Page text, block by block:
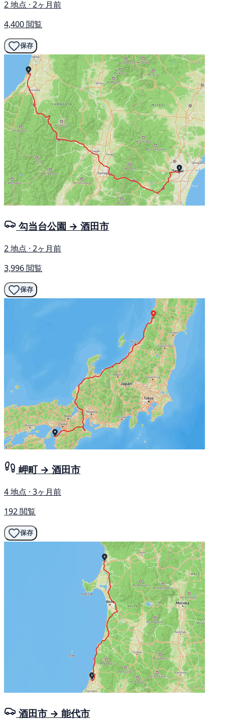
2 地点 · 2ヶ月前
4,400 閲覧
保存
勾当台公園 → 酒田市
2 地点 · 2ヶ月前
3,996 閲覧
保存
岬町 → 酒田市
4 地点 · 3ヶ月前
192 閲覧
保存
酒田市 → 能代市